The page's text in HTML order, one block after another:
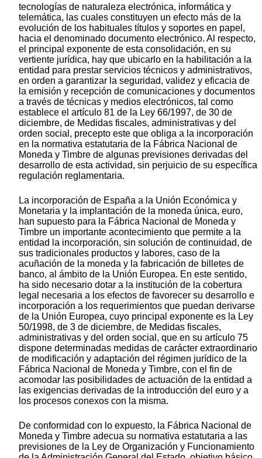
tecnologías de naturaleza electrónica, informática y
telemática, las cuales constituyen un efecto más de la
evolución de los habituales títulos y soportes en papel,
hacia el denominado documento electrónico. Al respecto,
el principal exponente de esta consolidación, en su
vertiente jurídica, hay que ubicarlo en la habilitación a la
entidad para prestar servicios técnicos y administrativos,
en orden a garantizar la seguridad, validez y eficacia de
la emisión y recepción de comunicaciones y documentos
a través de técnicas y medios electrónicos, tal como
establece el artículo 81 de la Ley 66/1997, de 30 de
diciembre, de Medidas fiscales, administrativas y del
orden social, precepto este que obliga a la incorporación
en la normativa estatutaria de la Fábrica Nacional de
Moneda y Timbre de algunas previsiones derivadas del
desarrollo de esta actividad, sin perjuicio de su específica
regulación reglamentaria.
La incorporación de España a la Unión Económica y
Monetaria y la implantación de la moneda única, euro,
han supuesto para la Fábrica Nacional de Moneda y
Timbre un importante acontecimiento que permite a la
entidad la incorporación, sin solución de continuidad, de
sus tradicionales productos y labores, caso de la
acuñación de la moneda y la fabricación de billetes de
banco, al ámbito de la Unión Europea. En este sentido,
ha sido necesario dotar a la institución de la cobertura
legal necesaria a los efectos de favorecer su desarrollo e
incorporación a los requerimientos que puedan derivarse
de la Unión Europea, cuyo principal exponente es la Ley
50/1998, de 3 de diciembre, de Medidas fiscales,
administrativas y del orden social, que en su artículo 75
dispone determinadas medidas de carácter extraordinario
de modificación y adaptación del régimen jurídico de la
Fábrica Nacional de Moneda y Timbre, con el fin de
acomodar las posibilidades de actuación de la entidad a
las exigencias derivadas de la introducción del euro y a
los procesos conexos con la misma.
De conformidad con lo expuesto, la Fábrica Nacional de
Moneda y Timbre adecua su normativa estatutaria a las
previsiones de la Ley de Organización y Funcionamiento